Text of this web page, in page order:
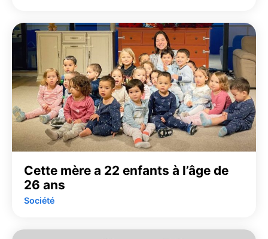
Cette mère a 22 enfants à l’âge de
26 ans
Société